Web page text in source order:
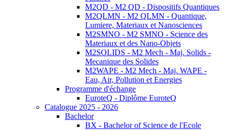
M2QD - M2 QD - Dispositifs Quantiques
M2QLMN - M2 QLMN - Quantique,
Lumiere, Materiaux et Nanosciences
M2SMNO - M2 SMNO - Science des
Materiaux et des Nano-Objets
M2SOLIDS - M2 Mech - Maj. Solids -
Mecanique des Solides
M2WAPE - M2 Mech - Maj. WAPE -
Eau, Air, Pollution et Energies
Programme d'échange
EuroteQ - Diplôme EuroteQ
Catalogue 2025 - 2026
Bachelor
BX - Bachelor of Science de l'Ecole